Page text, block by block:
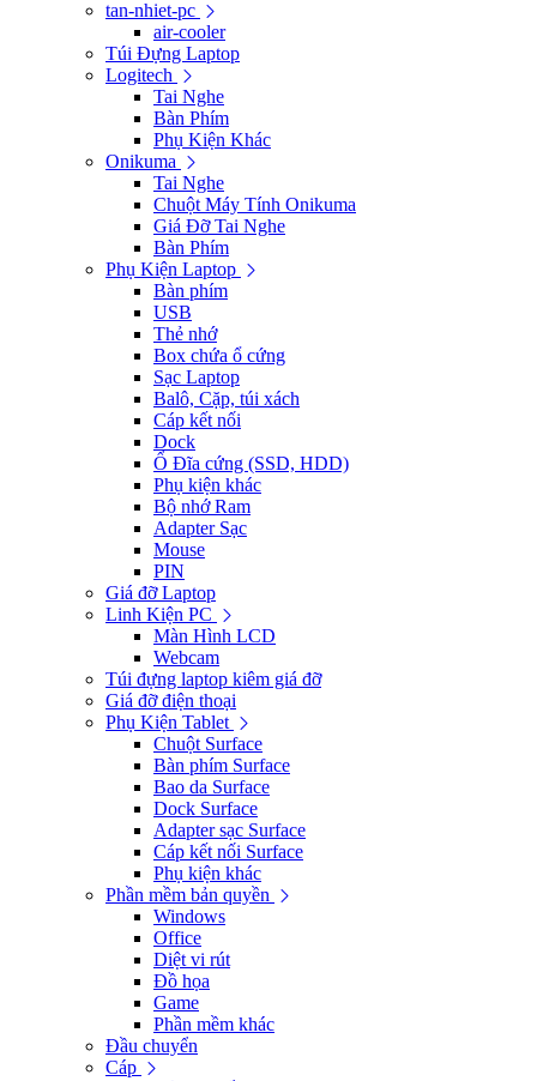
tan-nhiet-pc
air-cooler
Túi Đựng Laptop
Logitech
Tai Nghe
Bàn Phím
Phụ Kiện Khác
Onikuma
Tai Nghe
Chuột Máy Tính Onikuma
Giá Đỡ Tai Nghe
Bàn Phím
Phụ Kiện Laptop
Bàn phím
USB
Thẻ nhớ
Box chứa ổ cứng
Sạc Laptop
Balô, Cặp, túi xách
Cáp kết nối
Dock
Ổ Đĩa cứng (SSD, HDD)
Phụ kiện khác
Bộ nhớ Ram
Adapter Sạc
Mouse
PIN
Giá đỡ Laptop
Linh Kiện PC
Màn Hình LCD
Webcam
Túi đựng laptop kiêm giá đỡ
Giá đỡ điện thoại
Phụ Kiện Tablet
Chuột Surface
Bàn phím Surface
Bao da Surface
Dock Surface
Adapter sạc Surface
Cáp kết nối Surface
Phụ kiện khác
Phần mềm bản quyền
Windows
Office
Diệt vi rút
Đồ họa
Game
Phần mềm khác
Đầu chuyển
Cáp